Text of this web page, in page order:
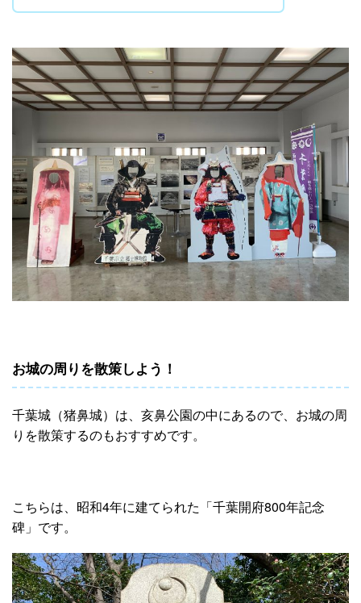
お城の周りを散策しよう！
千葉城（猪鼻城）は、亥鼻公園の中にあるので、お城の周
りを散策するのもおすすめです。
こちらは、昭和4年に建てられた「千葉開府800年記念
碑」です。